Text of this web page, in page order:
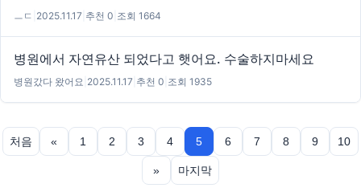
ㅡㄷ 2025.11.17 추천 0 조회 1664
병원에서 자연유산 되었다고 햇어요. 수술하지마세요
병원갔다 왔어요 2025.11.17 추천 0 조회 1935
처음 « 1 2 3 4 5 6 7 8 9 10
» 마지막